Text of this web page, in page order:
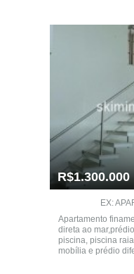
R$1.300.000
EX:
Apartamento
direta ao
piscina, piscina
mobília e prédio